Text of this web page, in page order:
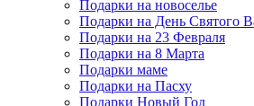
Подарки на новоселье
Подарки на День Святого
Подарки на 23 Февраля
Подарки на 8 Марта
Подарки маме
Подарки на Пасху
Подарки Новый Год